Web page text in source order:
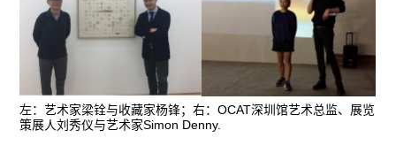
广告
订阅
往期内容
左：艺术家梁铨与收藏家杨锋；右：OCAT深圳馆艺术总监、展览
策展人刘秀仪与艺术家Simon Denny.